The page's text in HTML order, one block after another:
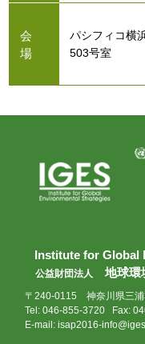
会
場
パシフィコ横
503号室
Institute for Global
公益財団法人 地球環
〒240-0115 神奈川県三浦
Tel: 046-855-3720 Fax:
E-mail:isap2016-